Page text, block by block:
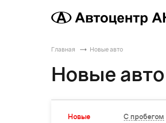
Главная Новые авто
Новые авто
Новые С пробегом